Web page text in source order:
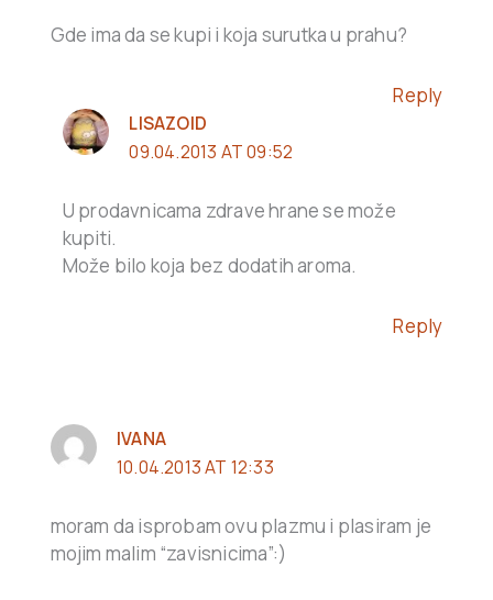
Gde ima da se kupi i koja surutka u prahu?
Reply
LISAZOID
09.04.2013 AT 09:52
U prodavnicama zdrave hrane se može
kupiti.
Može bilo koja bez dodatih aroma.
Reply
IVANA
10.04.2013 AT 12:33
moram da isprobam ovu plazmu i plasiram je
mojim malim “zavisnicima”:)